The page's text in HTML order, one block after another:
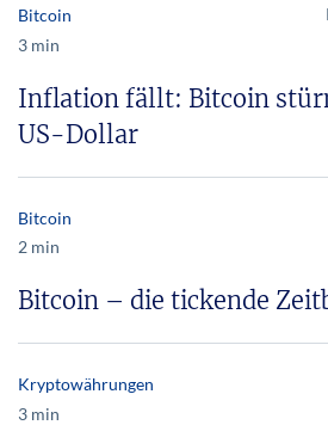
Bitcoin
3 min
Inflation fällt: Bitcoin
US-Dollar
Bitcoin
2 min
Bitcoin – die tickende
Kryptowährungen
3 min